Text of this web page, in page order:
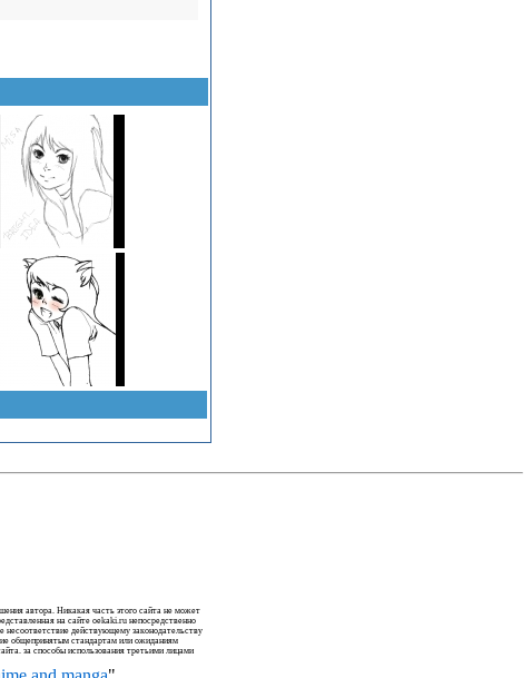
автора. Никакая часть этого сайта не может
на сайте oekaki.ru непосредственно
несоответствие действующему законодательству
общепринятым стандартам или ожиданиям
за способы использования третьими лицами